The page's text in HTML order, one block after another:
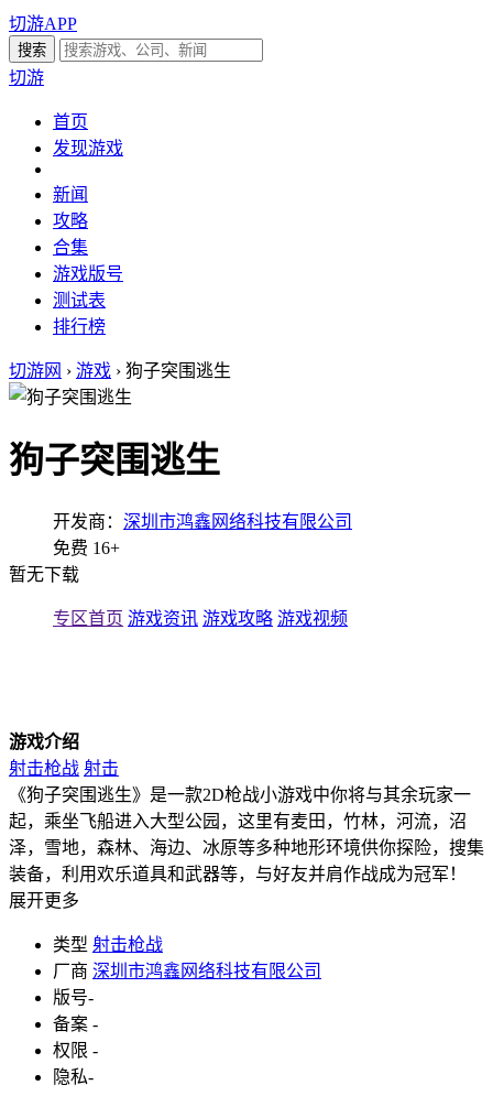
切游APP
切游
首页
发现游戏
新闻
攻略
合集
游戏版号
测试表
排行榜
切游网 › 游戏 › 狗子突围逃生
狗子突围逃生
开发商： 深圳市鸿鑫网络科技有限公司
免费 16+
暂无下载
专区首页 游戏资讯 游戏攻略 游戏视频
游戏介绍
射击枪战 射击
《狗子突围逃生》是一款2D枪战小游戏中你将与其余玩家一
起，乘坐飞船进入大型公园，这里有麦田，竹林，河流，沼
泽，雪地，森林、海边、冰原等多种地形环境供你探险，搜集
装备，利用欢乐道具和武器等，与好友并肩作战成为冠军！
展开更多
类型 射击枪战
厂商 深圳市鸿鑫网络科技有限公司
版号-
备案 -
权限 -
隐私-